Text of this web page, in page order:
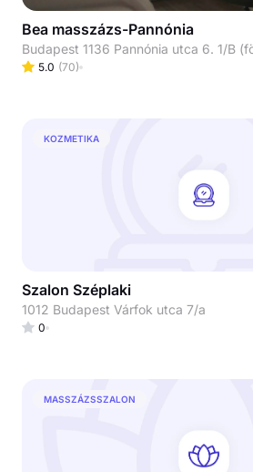
Bea masszázs-Pannónia
5.0 (70)
KOZMETIKA
Szalon Széplaki
1012 Budapest Várfok utca 7/a
0
MASSZÁZSSZALON